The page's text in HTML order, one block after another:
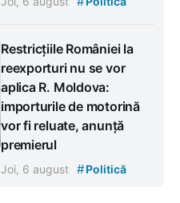
Restricțiile României la
reexporturi nu se vor
aplica R. Moldova:
importurile de motorină
vor fi reluate, anunță
premierul
Joi, 6 august #Politică